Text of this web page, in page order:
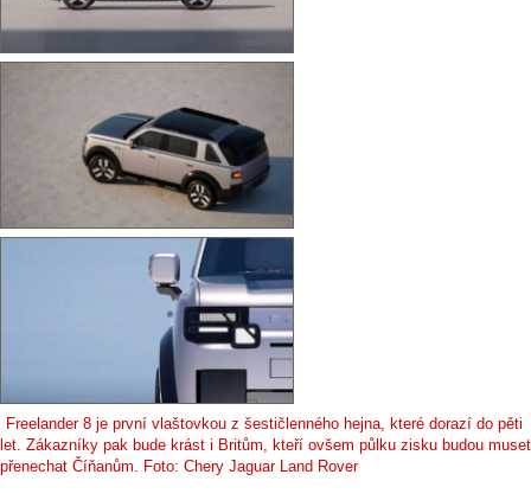
Freelander 8 je první vlaštovkou z šestičlenného hejna, které dorazí do pěti
let. Zákazníky pak bude krást i Britům, kteří ovšem půlku zisku budou muset
přenechat Číňanům. Foto: Chery Jaguar Land Rover